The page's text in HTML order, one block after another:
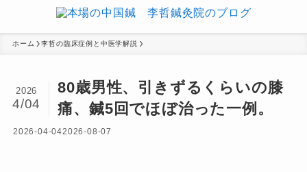
ホーム 李哲の臨床症例と中医学解説
80歳男性、引きずるくらいの膝
痛、鍼5回でほぼ治った一例。
2026
4/04
2026-04-042026-08-07